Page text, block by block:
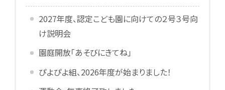
2027年度、認定こども園に向けての２号３号向
け説明会
園庭開放「あそびにきてね」
ぴよぴよ組、2026年度が始まりました！